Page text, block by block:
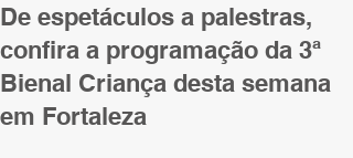
De espetáculos a palestras,
confira a programação da 3ª
Bienal Criança desta semana
em Fortaleza